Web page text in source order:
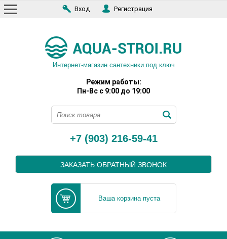
Вход Регистрация
Интернет-магазин сантехники под ключ
Режим работы:
Пн-Вс с 9:00 до 19:00
+7 (903) 216-59-41
ЗАКАЗАТЬ ОБРАТНЫЙ ЗВОНОК
Ваша корзина пуста